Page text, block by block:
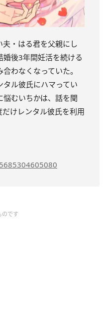
・はる君を父親にし
後3年間妊活を続ける
わなくなっていた。
ル彼氏にハマってい
むいちかは、話を聞
けレンタル彼氏を利用
のです